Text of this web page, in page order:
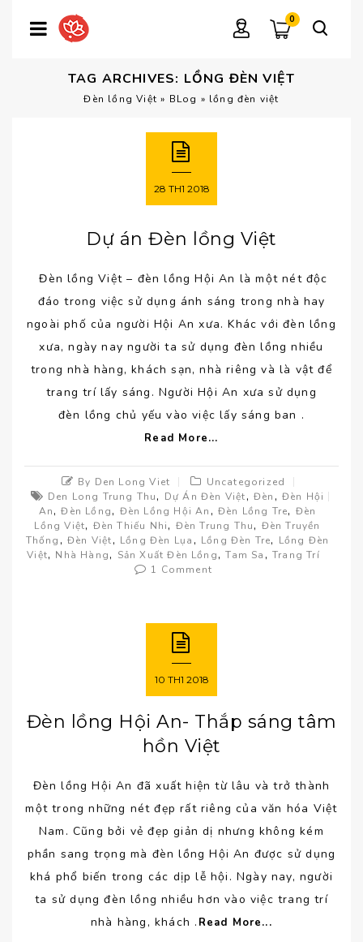
0
TAG ARCHIVES: LỒNG ĐÈN VIỆT
Đèn lồng Việt » BLog » lồng đèn việt
28 TH1 2018
Dự án Đèn lồng Việt
Đèn lồng Việt – đèn lồng Hội An là một nét độc
đáo trong việc sử dụng ánh sáng trong nhà hay
ngoài phố của người Hội An xưa. Khác với đèn lồng
xưa, ngày nay người ta sử dụng đèn lồng nhiều
trong nhà hàng, khách sạn, nhà riêng và là vật để
trang trí lấy sáng. Người Hội An xưa sử dụng
đèn lồng chủ yếu vào việc lấy sáng ban .
Read More...
By Den Long Viet
Uncategorized
Den Long Trung Thu, Dự Án Đèn Việt, Đèn ,Đèn Hội
An,Đèn Lồng, Đèn Lồng Hội An , Đèn Lồng Tre, Đèn
Lồng Việt, Đèn Thiếu Nhi, Đèn Trung Thu, Đèn Truyền
Thống ,Đèn Việt, Lồng Đèn Lụa , Lồng Đèn Tre, Lồng Đèn
Việt, Nhà Hàng, Sản Xuất Đèn Lồng,Tam Sa , Trang Trí
1 Comment
10 TH1 2018
Đèn lồng Hội An- Thắp sáng tâm
hồn Việt
Đèn lồng Hội An đã xuất hiện từ lâu và trở thành
một trong những nét đẹp rất riêng của văn hóa Việt
Nam. Cũng bởi vẻ đẹp giản dị nhưng không kém
phần sang trọng mà đèn lồng Hội An được sử dụng
khá phổ biến trong các dịp lễ hội. Ngày nay, người
ta sử dụng đèn lồng nhiều hơn vào việc trang trí
nhà hàng, khách . Read More...